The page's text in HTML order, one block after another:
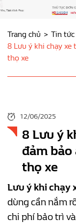
Trang chủ
Tin tức
8 Lưu ý khi chạy xe
thọ xe
12/06/2025
8 Lưu ý
đảm
thọ xe
Lưu ý khi chạy
dùng cần nắm
chi phí bảo trì